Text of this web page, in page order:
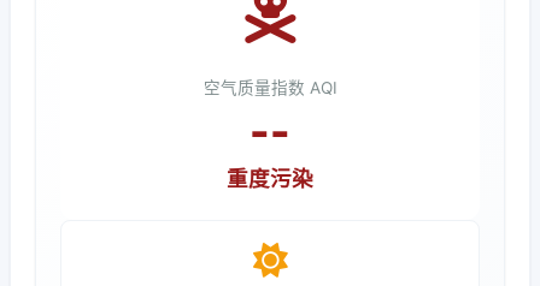
空气质量指数 AQI
--
重度污染